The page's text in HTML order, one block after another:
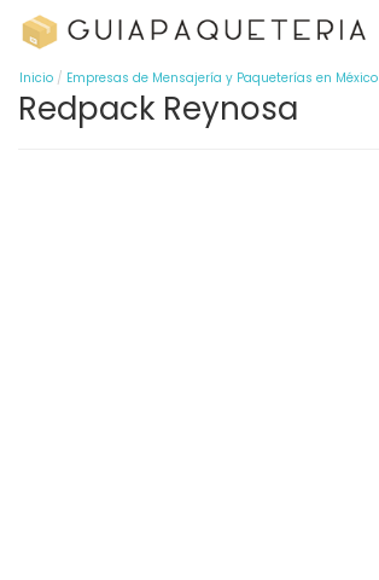
Inicio Empresas de Mensajería y Paqueterías en México
Redpack Reynosa